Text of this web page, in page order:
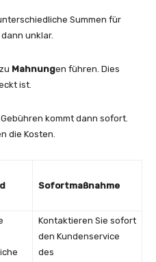
Summen für
unklar.
Mahnungen führen. Dies
ist.
kommt dann sofort.
die Kosten.
Sofortmaßnahme
Kontaktieren Sie sofort
den Kundenservice
des